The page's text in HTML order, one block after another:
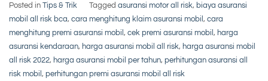
Posted in Tips & Trik Tagged asuransi motor all risk, biaya asuransi
mobil all risk bca, cara menghitung klaim asuransi mobil , cara
menghitung premi asuransi mobil , cek premi asuransi mobil , harga
asuransi kendaraan, harga asuransi mobil all risk, harga asuransi mobil
all risk 2022, harga asuransi mobil per tahun, perhitungan asuransi all
risk mobil , perhitungan premi asuransi mobil all risk